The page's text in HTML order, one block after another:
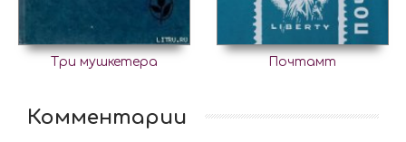
Три мушкетера Почтамт
Комментарии